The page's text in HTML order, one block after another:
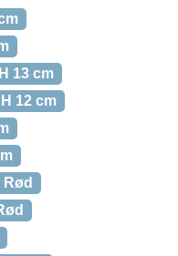
13 cm
12 cm